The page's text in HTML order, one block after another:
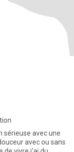
sérieuse avec une
avec ou sans